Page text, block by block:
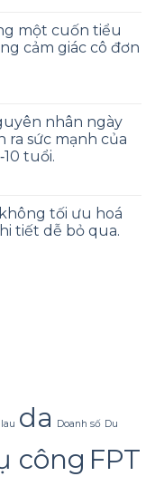
một cuốn tiểu
cảm giác cô đơn
nhân ngày
ra sức mạnh của
tuổi.
tối ưu hoá
tiết dễ bỏ qua.
da Doanh số Du
công FPT